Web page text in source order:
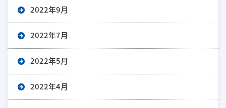
2022年9月
2022年7月
2022年5月
2022年4月